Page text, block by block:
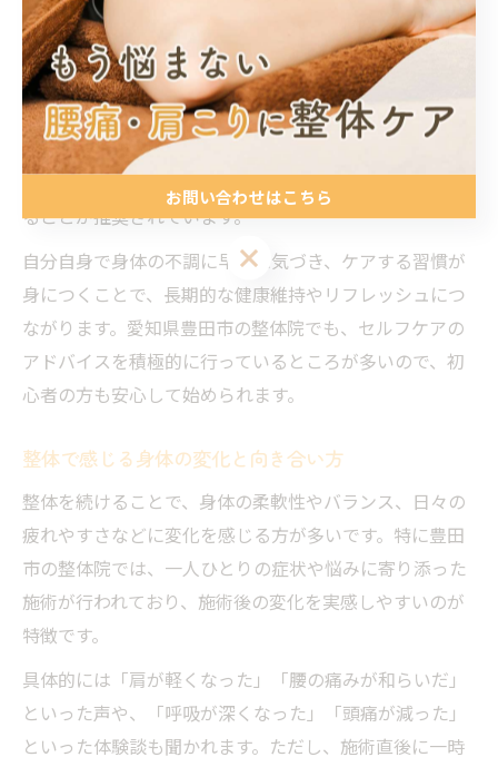
す。
整体師から日常でできる簡単なストレッチや姿勢のポイ
ントを教わることで、自宅でも実践できるケア方法が身
につきます。例えば、長時間のデスクワークで腰痛が気
になる方には、腰や肩甲骨周辺のストレッチを取り入れ
ることが推奨されています。
自分自身で身体の不調に早めに気づき、ケアする習慣が
身につくことで、長期的な健康維持やリフレッシュにつ
ながります。愛知県豊田市の整体院でも、セルフケアの
アドバイスを積極的に行っているところが多いので、初
心者の方も安心して始められます。
整体で感じる身体の変化と向き合い方
整体を続けることで、身体の柔軟性やバランス、日々の
疲れやすさなどに変化を感じる方が多いです。特に豊田
市の整体院では、一人ひとりの症状や悩みに寄り添った
施術が行われており、施術後の変化を実感しやすいのが
特徴です。
具体的には「肩が軽くなった」「腰の痛みが和らいだ」
といった声や、「呼吸が深くなった」「頭痛が減った」
といった体験談も聞かれます。ただし、施術直後に一時
お問い合わせはこちら
お問い合わせはこちら